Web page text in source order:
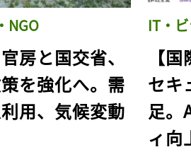
NGO
房と国交省、
を強化へ。需
用、気候変動
IT・
【
セキ
足。
ィ向